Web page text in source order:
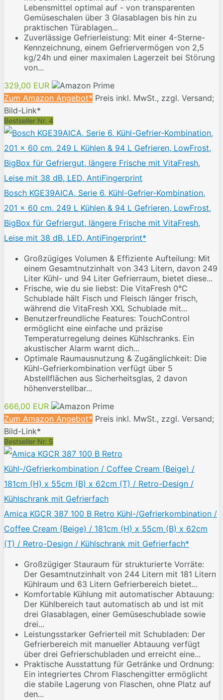
Lebensmittel optimal auf - von transparenten
Gemüseschalen über 3 Glasablagen bis hin zu
praktischen Türablagen...
Zuverlässige Gefrierleistung: Mit einer 4-Sterne-
Kennzeichnung, einem Gefriervermögen von 2,5
kg/24h und einer maximalen Lagerzeit bei Störung
von...
329,00 EUR
Zum Amazon Angebot* Preis inkl. MwSt., zzgl. Versand;
Bild-Link*
Bestseller Nr. 4
Bosch KGE39AICA, Serie 6, Kühl-Gefrier-Kombination,
201 x 60 cm, 249 L Kühlen & 94 L Gefrieren, LowFrost,
BigBox für Gefriergut, längere Frische mit VitaFresh,
Leise mit 38 dB, LED, AntiFingerprint*
Großzügiges Volumen & Effiziente Aufteilung: Mit
einem Gesamtnutzinhalt von 343 Litern, davon 249
Liter Kühl- und 94 Liter Gefrierraum, bietet diese...
Frische, wie du sie liebst: Die VitaFresh 0°C
Schublade hält Fisch und Fleisch länger frisch,
während die VitaFresh XXL Schublade mit...
Benutzerfreundliche Features: TouchControl
ermöglicht eine einfache und präzise
Temperaturregelung deines Kühlschranks. Ein
akustischer Alarm warnt dich...
Optimale Raumausnutzung & Zugänglichkeit: Die
Kühl-Gefrierkombination verfügt über 5
Abstellflächen aus Sicherheitsglas, 2 davon
höhenverstellbar...
666,00 EUR
Zum Amazon Angebot* Preis inkl. MwSt., zzgl. Versand;
Bild-Link*
Bestseller Nr. 5
Amica KGCR 387 100 B Retro Kühl-/Gefrierkombination /
Coffee Cream (Beige) / 181cm (H) x 55cm (B) x 62cm
(T) / Retro-Design / Kühlschrank mit Gefrierfach*
Großzügiger Stauraum für strukturierte Vorräte:
Der Gesamtnutzinhalt von 244 Litern mit 181 Litern
Kühlraum und 63 Litern Gefrierbereich bietet...
Komfortable Kühlung mit automatischer Abtauung:
Der Kühlbereich taut automatisch ab und ist mit
drei Glasablagen, einer Gemüseschublade sowie
drei...
Leistungsstarker Gefrierteil mit Schubladen: Der
Gefrierbereich mit manueller Abtauung verfügt
über drei Gefrierschubladen und erreicht eine...
Praktische Ausstattung für Getränke und Ordnung:
Ein integriertes Chrom Flaschengitter ermöglicht
die stabile Lagerung von Flaschen, ohne Platz auf
den...